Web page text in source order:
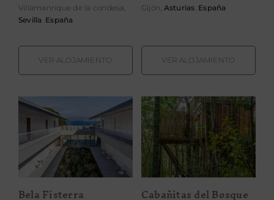
Villamanrique de la condesa,
Sevilla . España
VER ALOJAMIENTO
Gijón, Asturias. España
VER ALOJAMIENTO
Bela Fisterra
Bela Fisterra
Cabañitas del
Bosque
Cabañitas del Bosque